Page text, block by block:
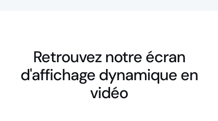
Retrouvez notre écran
d'affichage dynamique en
vidéo